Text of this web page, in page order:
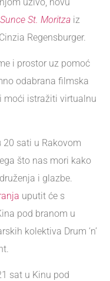
Sunce St. Moritza iz
Regensburger.
i prostor uz pomoć
odabrana filmska
moći istražiti virtualnu
sati u Rakovom
što nas mori kako
i glazbe.
uputit će s
pod branom u
kolektiva Drum ‘n’
sat u Kinu pod